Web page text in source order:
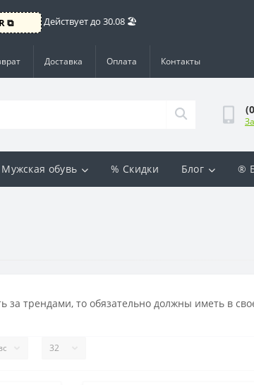
⧉ Действует до 30.08 🏖️
Доставка Оплата Контакты
Мужская обувь % Скидки Блог ®
за трендами, то обязательно должны иметь в